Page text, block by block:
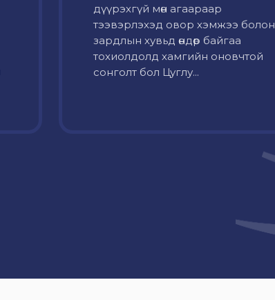
дүүрэхгүй мөн агаараар
тээвэрлэхэд овор хэмжээ болон
зардлын хувьд өндөр байгаа
тохиолдолд хамгийн оновчтой
сонголт бол Цуглу...